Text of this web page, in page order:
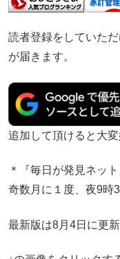
読者登録をしていた
が届きます。
追加して頂けると大変
＊『毎日が発見ネッ
奇数月に１度、夜9時
最新版は8月4日に更新